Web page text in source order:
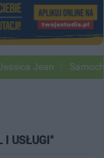
Jean
I USŁUGI"